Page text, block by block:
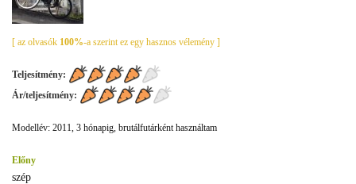
[ az olvasók 100%-a szerint ez egy hasznos vélemény ]
Teljesítmény:
Ár/teljesítmény:
Modellév: 2011, 3 hónapig, brutálfutárként használtam
Előny
szép